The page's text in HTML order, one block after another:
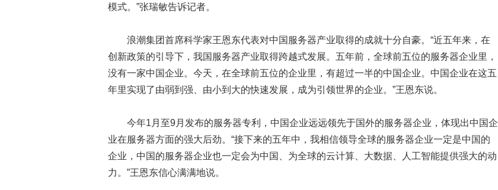
模式。”张瑞敏告诉记者。
浪潮集团首席科学家王恩东代表对中国服务器产业取得的成就十分自豪。“近五年来，在
创新政策的引导下，我国服务器产业取得跨越式发展。五年前，全球前五位的服务器企业里，
没有一家中国企业。今天，在全球前五位的企业里，有超过一半的中国企业。中国企业在这五
年里实现了由弱到强、由小到大的快速发展，成为引领世界的企业。”王恩东说。
今年1月至9月发布的服务器专利，中国企业远远领先于国外的服务器企业，体现出中国企
业在服务器方面的强大后劲。“接下来的五年中，我相信领导全球的服务器企业一定是中国的
企业，中国的服务器企业也一定会为中国、为全球的云计算、大数据、人工智能提供强大的动
力。”王恩东信心满满地说。